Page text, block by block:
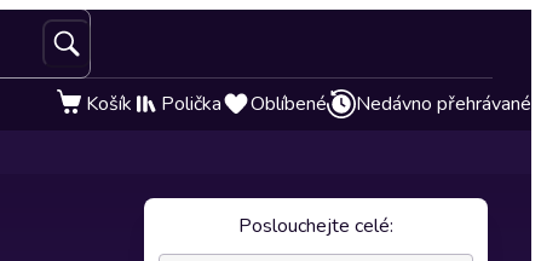
Košík Polička Oblíbené Nedávno přehrávané
Poslouchejte celé: